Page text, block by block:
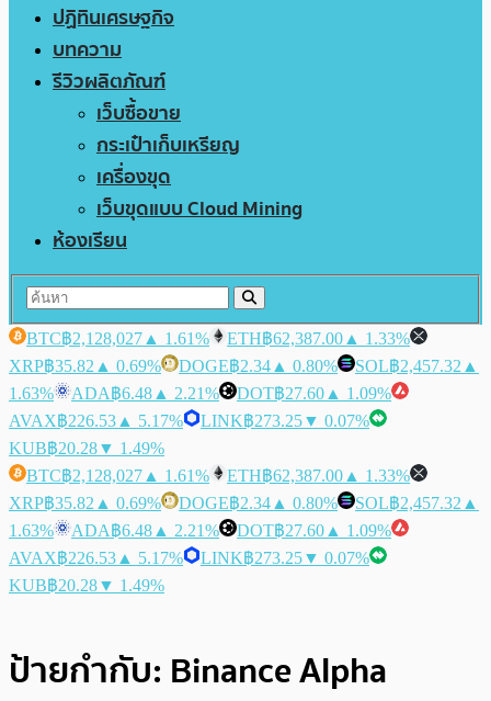
ปฏิทินเศรษฐกิจ
บทความ
รีวิวผลิตภัณฑ์
เว็บซื้อขาย
กระเป๋าเก็บเหรียญ
เครื่องขุด
เว็บขุดแบบ Cloud Mining
ห้องเรียน
BTC฿2,128,027 ▲ 1.61% ETH฿62,387.00 ▲ 1.33%
XRP฿35.82 ▲ 0.69% DOGE฿2.34 ▲ 0.80% SOL฿2,457.32 ▲
1.63%
ADA฿6.48 ▲ 2.21% DOT฿27.60 ▲ 1.09%
AVAX฿226.53 ▲ 5.17% LINK฿273.25▼ 0.07%
KUB฿20.28▼ 1.49%
BTC฿2,128,027 ▲ 1.61% ETH฿62,387.00 ▲ 1.33%
XRP฿35.82 ▲ 0.69% DOGE฿2.34 ▲ 0.80% SOL฿2,457.32 ▲
1.63%
ADA฿6.48 ▲ 2.21% DOT฿27.60 ▲ 1.09%
AVAX฿226.53 ▲ 5.17% LINK฿273.25▼ 0.07%
KUB฿20.28▼ 1.49%
ป้ายกำกับ: Binance Alpha